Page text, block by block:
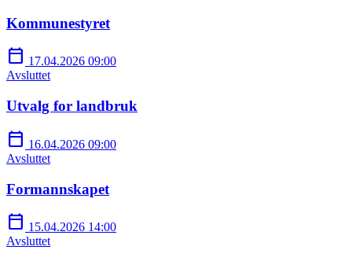
Kommunestyret
calendar_today 17.04.2026 09:00
Avsluttet
Utvalg for landbruk
calendar_today 16.04.2026 09:00
Avsluttet
Formannskapet
calendar_today 15.04.2026 14:00
Avsluttet